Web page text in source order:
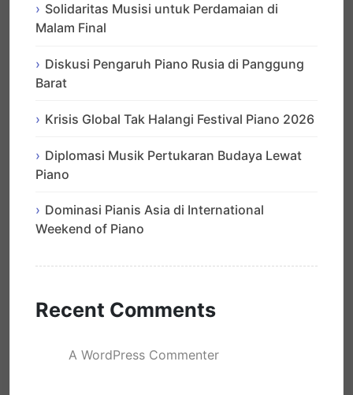
Solidaritas Musisi untuk Perdamaian di
Malam Final
Diskusi Pengaruh Piano Rusia di Panggung
Barat
Krisis Global Tak Halangi Festival Piano 2026
Diplomasi Musik Pertukaran Budaya Lewat
Piano
Dominasi Pianis Asia di International
Weekend of Piano
Recent Comments
A WordPress Commenter